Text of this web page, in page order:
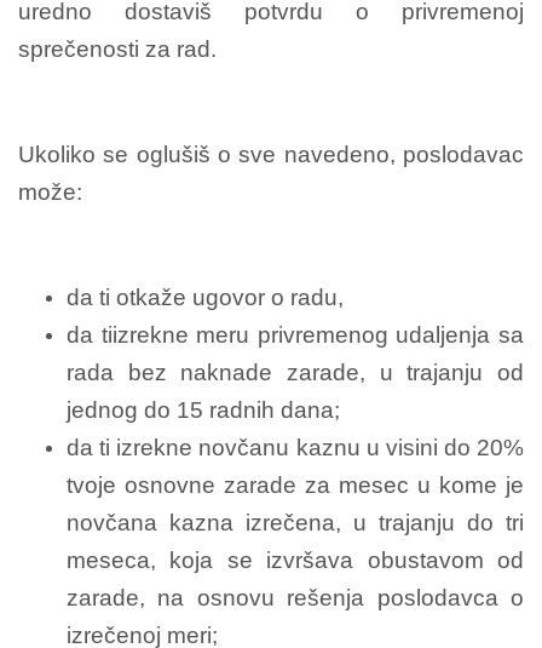
uredno dostaviš potvrdu o privremenoj
sprečenosti za rad.
Ukoliko se oglušiš o sve navedeno, poslodavac
može:
da ti otkaže ugovor o radu,
da tiizrekne meru privremenog udaljenja sa
rada bez naknade zarade, u trajanju od
jednog do 15 radnih dana;
da ti izrekne novčanu kaznu u visini do 20%
tvoje osnovne zarade za mesec u kome je
novčana kazna izrečena, u trajanju do tri
meseca, koja se izvršava obustavom od
zarade, na osnovu rešenja poslodavca o
izrečenoj meri;